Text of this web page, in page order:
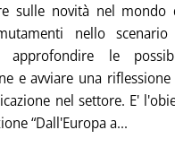
sulle novità nel mondo
nello
approfondire le
e avviare una
nel settore. E'
“Dall'Europa a...